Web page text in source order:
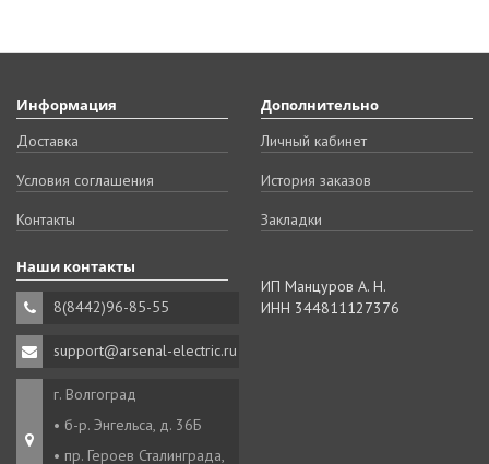
Информация
Доставка
Условия соглашения
Контакты
Дополнительно
Личный кабинет
История заказов
Закладки
Наши контакты
8(8442)96-85-55
support@arsenal-electric.ru
г. Волгоград
• б-р. Энгельса, д. 36Б
• пр. Героев Сталинграда,
ИП Манцуров А. Н.
ИНН 344811127376